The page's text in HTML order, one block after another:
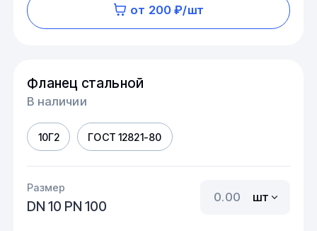
от 200 ₽/шт
Фланец стальной
В наличии
10Г2 ГОСТ 12821-80
Размер
DN 10 PN 100
шт